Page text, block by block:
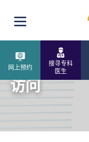
打开选单
网上预约
搜寻专科
医生
访问